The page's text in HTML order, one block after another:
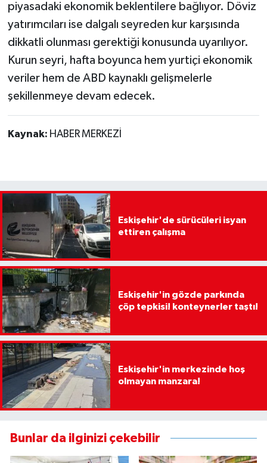
piyasadaki ekonomik beklentilere bağlıyor. Döviz
yatırımcıları ise dalgalı seyreden kur karşısında
dikkatli olunması gerektiği konusunda uyarılıyor.
Kurun seyri, hafta boyunca hem yurtiçi ekonomik
veriler hem de ABD kaynaklı gelişmelerle
şekillenmeye devam edecek.
Kaynak: HABER MERKEZİ
Eskişehir'de sürücüleri isyan
ettiren çalışma
Eskişehir'in gözde parkında
çöp tepkisi! konteynerler taştı!
Eskişehir'in merkezinde hoş
olmayan manzara!
Bunlar da ilginizi çekebilir